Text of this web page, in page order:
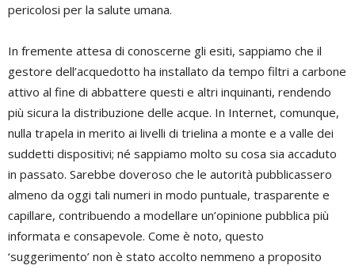
pericolosi per la salute umana.
In fremente attesa di conoscerne gli esiti, sappiamo che il
gestore dell’acquedotto ha installato da tempo filtri a carbone
attivo al fine di abbattere questi e altri inquinanti, rendendo
più sicura la distribuzione delle acque. In Internet, comunque,
nulla trapela in merito ai livelli di trielina a monte e a valle dei
suddetti dispositivi; né sappiamo molto su cosa sia accaduto
in passato. Sarebbe doveroso che le autorità pubblicassero
almeno da oggi tali numeri in modo puntuale, trasparente e
capillare, contribuendo a modellare un’opinione pubblica più
informata e consapevole. Come è noto, questo
‘suggerimento’ non è stato accolto nemmeno a proposito